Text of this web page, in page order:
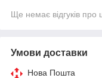
Ще немає відгуків про
Умови доставки
Нова Пошта